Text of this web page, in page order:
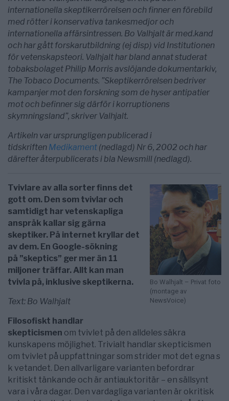
internationella skeptikerrörelsen och finner en förebild
med rötter i konservativa tankesmedjor och
internationella affärsintressen. Bo Valhjalt är med.kand
och har gått forskarutbildning (ej disp) vid Institutionen
för vetenskapsteori. Valhjalt har bland annat studerat
tobaksbolaget Philip Morris avslöjande dokumentarkiv,
The Tobaco Documents. ”Skeptikerrörelsen bedriver
kampanjer mot den forskning som de hyser antipatier
mot och befinner sig därför i korruptionens
skymningsland”, skriver Valhjalt.
Artikeln var ursprungligen publicerad i
tidskriften Medikament (nedlagd) Nr 6, 2002 och har
därefter återpublicerats i bla Newsmill (nedlagd).
Bo Walhjalt – Privat foto
(montage av
NewsVoice)
Tvivlare av alla sorter finns det
gott om. Den som tvivlar och
samtidigt har vetenskapliga
anspråk kallar sig gärna
skeptiker. På internet kryllar det
av dem. En Google-sökning
på ”skeptics” ger mer än 11
miljoner träffar. Allt kan man
tvivla på, inklusive skeptikerna.
Text: Bo Walhjalt
Filosofiskt handlar
skepticismen om tvivlet på den alldeles säkra
kunskapens möjlighet. Trivialt handlar skepticismen
om tvivlet på uppfattningar som strider mot det egna s
k vetandet. Den allvarligare varianten befordrar
kritiskt tänkande och är antiauktoritär – en sällsynt
vara i våra dagar. Den vardagliga varianten är okritisk